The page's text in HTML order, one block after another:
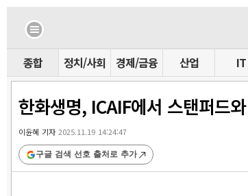
종합 정치/사회 경제/금융 산업 IT
한화생명, ICAIF에서 스탠퍼드
이윤혜 기자2025.11.19 14:24:47
구글 검색 선호 출처로 추가